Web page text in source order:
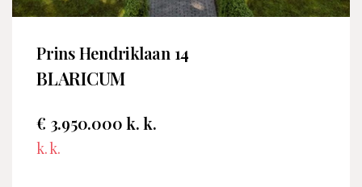
Prins Hendriklaan 14
BLARICUM
€ 3.950.000 k. k.
k. k.